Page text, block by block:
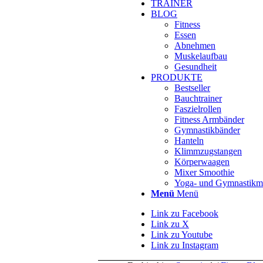
TRAINER
BLOG
Fitness
Essen
Abnehmen
Muskelaufbau
Gesundheit
PRODUKTE
Bestseller
Bauchtrainer
Faszielrollen
Fitness Armbänder
Gymnastikbänder
Hanteln
Klimmzugstangen
Körperwaagen
Mixer Smoothie
Yoga- und
Menü Menü
Link zu Facebook
Link zu X
Link zu Youtube
Link zu Instagram